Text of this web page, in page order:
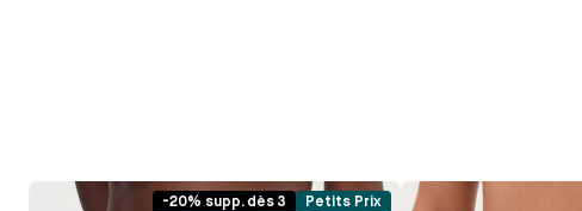
-20% supp. dès 3 Petits Prix